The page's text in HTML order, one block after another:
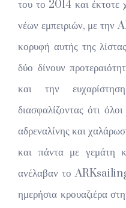
του το 2014 και έκτοτε
νέων εμπειριών, με την
κορυφή αυτής της
δύο δίνουν
και την
διασφαλίζοντας ότι
αδρεναλίνης και
και πάντα με γεμάτη
ανέλαβαν το
ημερήσια κρουαζιέρα